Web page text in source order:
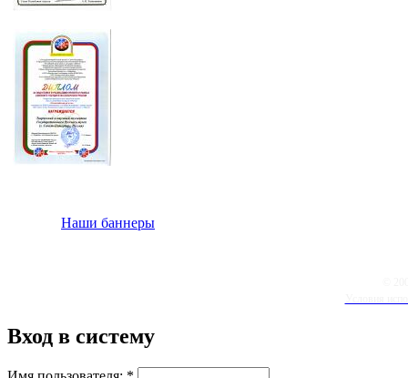
Наши баннеры
Вход в систему